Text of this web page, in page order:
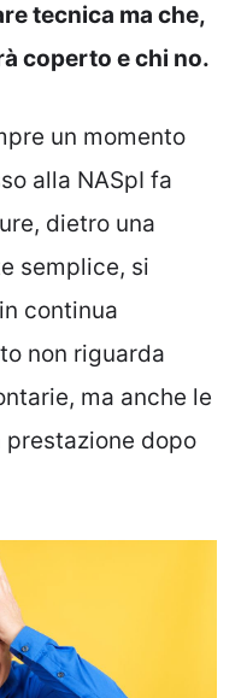
tecnica ma che,
coperto e chi no.
un momento
alla NASpI fa
dietro una
semplice, si
continua
non riguarda
ma anche le
dopo